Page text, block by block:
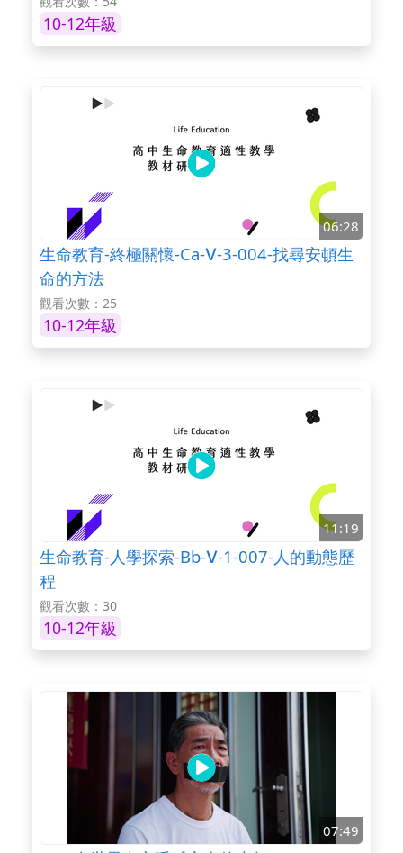
10-12年級
06:28
生命教育-終極關懷-Ca-Ⅴ-3-004-找尋安頓生
命的方法
觀看次數：25
10-12年級
11:19
生命教育-人學探索-Bb-Ⅴ-1-007-人的動態歷
程
觀看次數：30
10-12年級
07:49